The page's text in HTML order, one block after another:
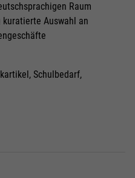
Raum
Auswahl an
Schulbedarf,